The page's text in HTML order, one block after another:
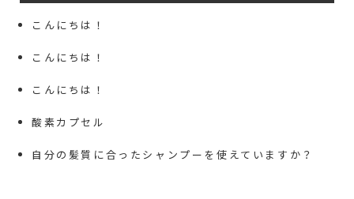
こんにちは！
こんにちは！
こんにちは！
酸素カプセル
自分の髪質に合ったシャンプーを使えていますか？